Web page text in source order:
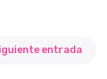
entrada